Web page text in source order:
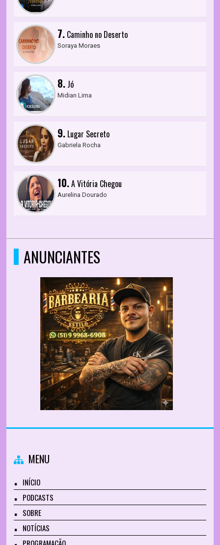
7. Caminho no Deserto
Soraya Moraes
8. Jó
Midian Lima
9. Lugar Secreto
Gabriela Rocha
10.A Vitória Chegou
Aurelina Dourado
ANUNCIANTES
MENU
INÍCIO
PODCASTS
SOBRE
NOTÍCIAS